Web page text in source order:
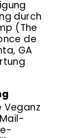
durch
(The
de
GA
Veganz